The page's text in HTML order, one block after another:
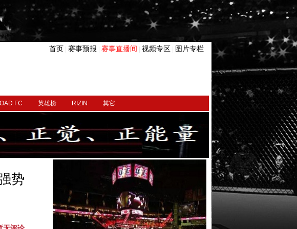
首页 赛事预报 赛事直播间 视频专区 图片专栏
FC 英雄榜 RIZIN 其它
势